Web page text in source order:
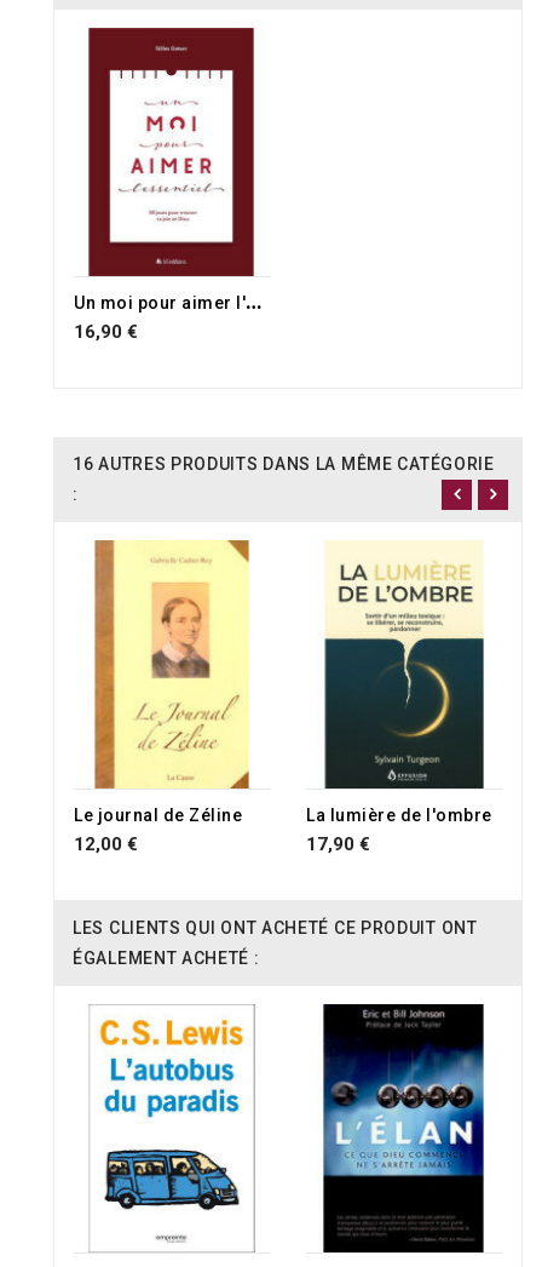
U
n moi pour aimer l'essentiel
16,90 €
16 AUTRES PRODUITS DANS LA MÊME CATÉGORIE
:
Le journal de Zéline
12,00 €
La lumière de l'ombre
17,90 €
LES CLIENTS QUI ONT ACHETÉ CE PRODUIT ONT
ÉGALEMENT ACHETÉ :